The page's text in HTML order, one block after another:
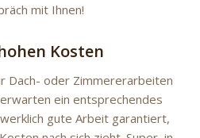
mit Ihnen!
Kosten
Dach- oder Zimmererarbeiten
ein entsprechendes
gute Arbeit garantiert,